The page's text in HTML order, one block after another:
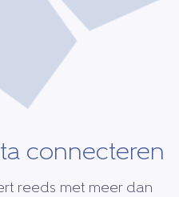
connecteren
reeds met meer dan